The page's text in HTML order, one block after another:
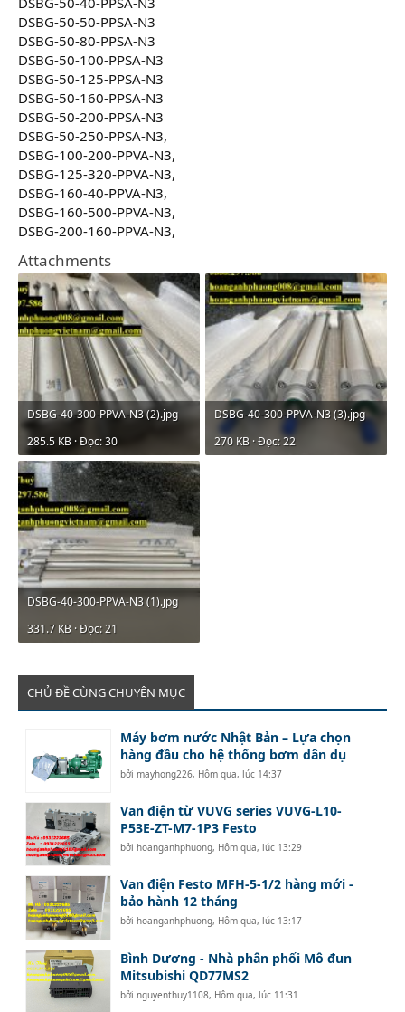
DSBG-50-50-PPSA-N3
DSBG-50-80-PPSA-N3
DSBG-50-100-PPSA-N3
DSBG-50-125-PPSA-N3
DSBG-50-160-PPSA-N3
DSBG-50-200-PPSA-N3
DSBG-50-250-PPSA-N3,
DSBG-100-200-PPVA-N3,
DSBG-125-320-PPVA-N3,
DSBG-160-40-PPVA-N3,
DSBG-160-500-PPVA-N3,
DSBG-200-160-PPVA-N3,
Attachments
DSBG-40-300-PPVA-N3 (2).jpg
285.5 KB · Đọc: 30
DSBG-40-300-PPVA-N3 (3).jpg
270 KB · Đọc: 22
DSBG-40-300-PPVA-N3 (1).jpg
331.7 KB · Đọc: 21
CHỦ ĐỀ CÙNG CHUYÊN MỤC
Máy bơm nước Nhật Bản – Lựa chọn
hàng đầu cho hệ thống bơm dân dụ
bởimayhong226, Hôm qua, lúc 14:37
Van điện từ VUVG series VUVG-L10-
P53E-ZT-M7-1P3 Festo
bởihoanganhphuong, Hôm qua, lúc 13:29
Van điện Festo MFH-5-1/2 hàng mới -
bảo hành 12 tháng
bởihoanganhphuong, Hôm qua, lúc 13:17
Bình Dương - Nhà phân phối Mô đun
Mitsubishi QD77MS2
bởinguyenthuy1108, Hôm qua, lúc 11:31